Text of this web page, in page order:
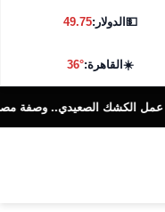
💵الدولار:49.75
☀️القاهرة:36°
الصعيدي.. وصفة مصرية